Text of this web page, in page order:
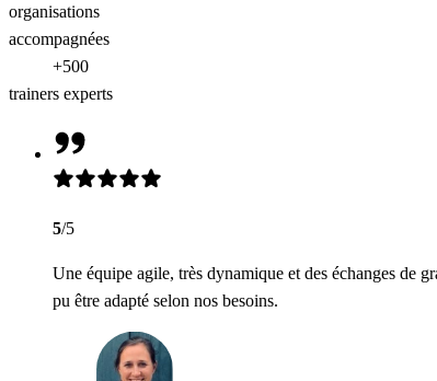
organisations
accompagnées
+500
trainers experts
5/5
Une équipe agile, très dynamique et des échanges de
pu être adapté selon nos besoins.